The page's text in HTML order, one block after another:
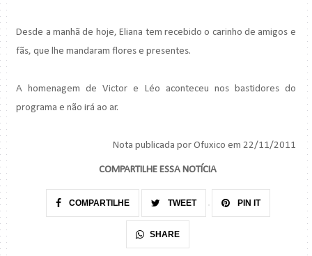
Desde a manhã de hoje, Eliana tem recebido o carinho de amigos e
fãs, que lhe mandaram flores e presentes.
A homenagem de Victor e Léo aconteceu nos bastidores do
programa e não irá ao ar.
Nota publicada por Ofuxico em 22/11/2011
COMPARTILHE ESSA NOTÍCIA
COMPARTILHE TWEET PIN IT
SHARE